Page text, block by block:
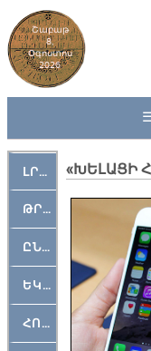
Շաբաթ
8,
Օգոստոս
2026
ԼՐԱՀՈՍ
ԹՐՔԱՀԱՅ ԿԵԱՆՔ
ԸՆԿԵՐԱՄՇԱԿՈՒԹԱՅԻՆ
ԵԿԵՂԵՑԱԿԱՆ
ՀՈԳԵՄՏԱՒՈՐ
«ԽԵԼԱՑԻ